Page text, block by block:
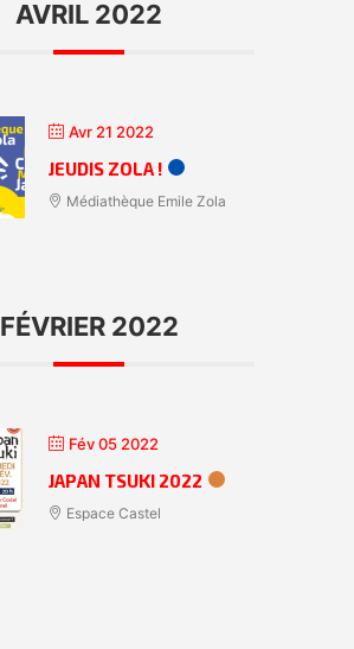
AVRIL 2022
Avr 21 2022
JEUDIS ZOLA !
Médiathèque Emile Zola
FÉVRIER 2022
Fév 05 2022
JAPAN TSUKI 2022
Espace Castel